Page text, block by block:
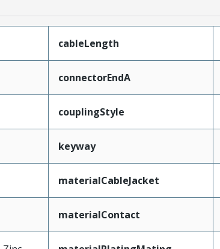
cableLength
connectorEndA
couplingStyle
keyway
materialCableJacket
materialContact